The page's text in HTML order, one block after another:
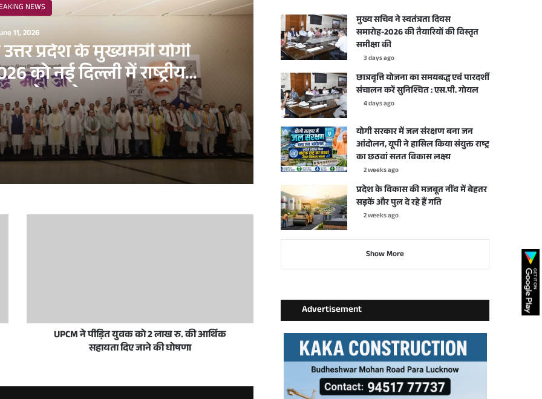
NEWS
11, 2026
उत्तर प्रदेश के मुख्यमंत्री योगी
को नई दिल्ली में राष्ट्रीय
सम्मेलन के अवसर पर
प्रधानमंत्री नरेन्द्र मोदी व उत्तर प्रदेश के मुख्यमंत्री योगी आदित्यनाथ 10 जून, 2026 को नई दिल्ली में राष्ट्रीय जनतांत्रिक गठबंधन सम्मेलन के अवसर पर
भेंट
UPCM ने पीड़ित युवक को 2 लाख रु. की आर्थिक
सहायता दिए जाने की घोषणा
मुख्य सचिव ने स्वतंत्रता दिवस
समारोह-2026 की तैयारियों की विस्तृत
समीक्षा की
3 days ago
छात्रवृत्ति योजना का समयबद्ध एवं पारदर्शी
संचालन करें सुनिश्चित : एस.पी. गोयल
4 days ago
योगी सरकार में जल संरक्षण बना जन
आंदोलन, यूपी ने हासिल किया संयुक्त राष्ट्र
का छठवां सतत विकास लक्ष्य
2 weeks ago
प्रदेश के विकास की मजबूत नींव में बेहतर
सड़कें और पुल दे रहे हैं गति
2 weeks ago
Show More
Advertisement